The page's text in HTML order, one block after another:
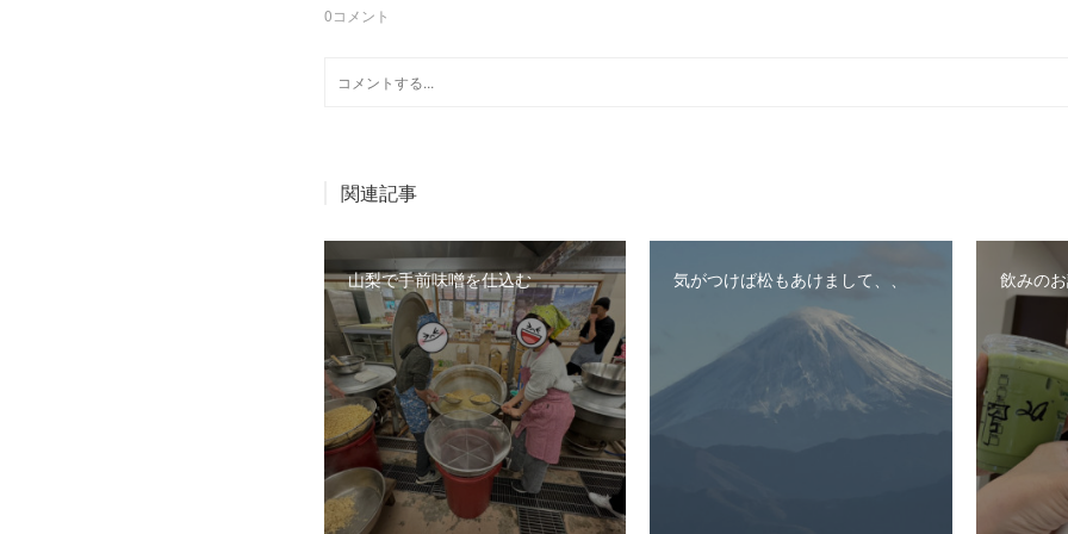
0コメント
関連記事
山梨で手前味噌を仕込む 気がつけば松もあけまして、、 飲みの